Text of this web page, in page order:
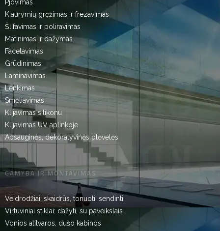
Pjovimas
Kiaurymių gręžimas ir frezavimas
Šlifavimas ir poliravimas
Matinimas ir dažymas
Facetavimas
Grūdinimas
Laminavimas
Lenkimas
Smėliavimas
Klijavimas silikonu
Klijavimas UV aplinkoje
Apsauginės, dekoratyvinės plėvelės
GAMYBA IR MONTAVIMAS
Veidrodžiai: skaidrūs, tonuoti, sendinti
Virtuviniai stiklai: dažyti, su paveikslais
Vonios atitvaros, dušo kabinos